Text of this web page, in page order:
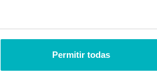
Permitir todas